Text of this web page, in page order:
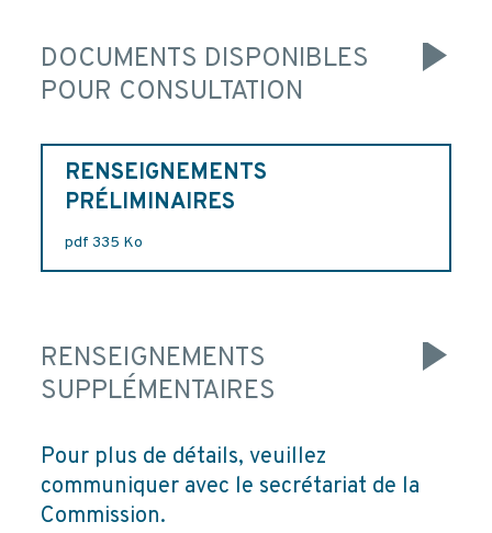
DOCUMENTS DISPONIBLES
POUR CONSULTATION
RENSEIGNEMENTS
PRÉLIMINAIRES
pdf 335 Ko
RENSEIGNEMENTS
SUPPLÉMENTAIRES
Pour plus de détails, veuillez
communiquer avec le secrétariat de la
Commission.